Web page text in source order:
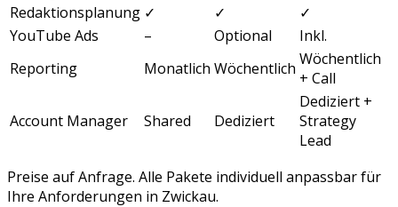
Redaktionsplanung ✓ ✓
✓
YouTube Ads
– Optional
Inkl.
Reporting
Monatlich Wöchentlich Wöchentlich
+ Call
Account Manager Shared Dediziert
Dediziert +
Strategy
Lead
Preise auf Anfrage. Alle Pakete individuell anpassbar für
Ihre Anforderungen in Zwickau.